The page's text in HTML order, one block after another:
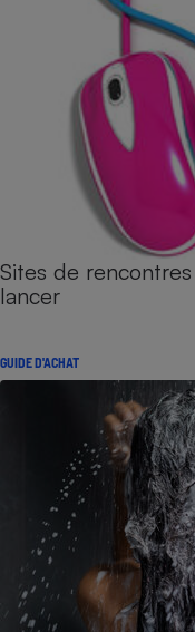
Sites de
lancer
GUIDE D'ACHAT